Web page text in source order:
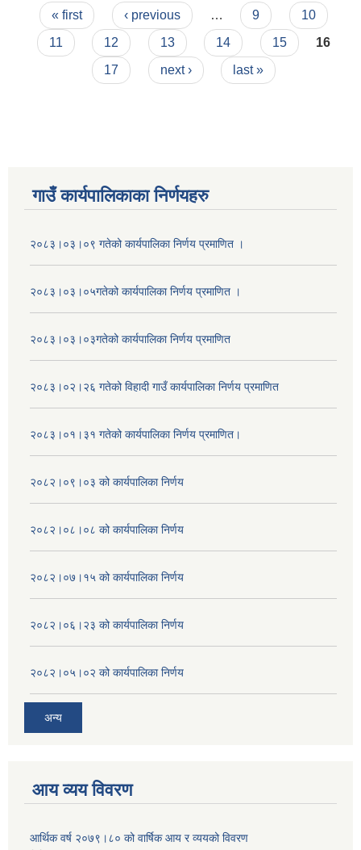
Pages
« first ‹ previous … 9
10
11
12 13 14 15
16
17
next › last »
गाउँ कार्यपालिकाका निर्णयहरु
२०८३।०३।०९ गतेको कार्यपालिका निर्णय प्रमाणित ।
२०८३।०३।०५गतेको कार्यपालिका निर्णय प्रमाणित ।
२०८३।०३।०३गतेको कार्यपालिका निर्णय प्रमाणित
२०८३।०२।२६ गतेको विहादी गाउँ कार्यपालिका निर्णय प्रमाणित
२०८३।०१।३१ गतेको कार्यपालिका निर्णय प्रमाणित।
२०८२।०९।०३ को कार्यपालिका निर्णय
२०८२।०८।०८ को कार्यपालिका निर्णय
२०८२।०७।१५ को कार्यपालिका निर्णय
२०८२।०६।२३ को कार्यपालिका निर्णय
२०८२।०५।०२ को कार्यपालिका निर्णय
अन्य
आय व्यय विवरण
आर्थिक वर्ष २०७९।८० को वार्षिक आय र व्ययको विवरण